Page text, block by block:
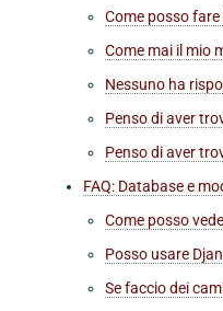
Come posso
Come mai il mio
Nessuno ha
Penso di aver
Penso di aver
FAQ: Database e
Come posso
Posso usare
Se faccio dei